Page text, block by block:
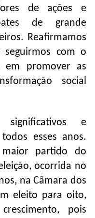
de ações e
de grande
Reafirmamos
com o
em promover as
social
significativos e
esses anos.
partido do
ocorrida no
na Câmara dos
eleito para oito,
pois